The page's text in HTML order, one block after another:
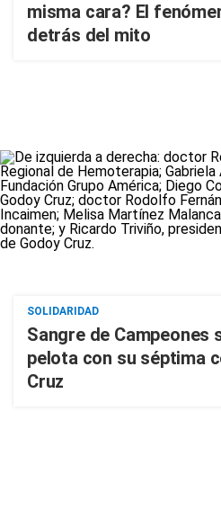
misma cara? El
detrás del mito
SOLIDARIDAD
Sangre de Campeones
pelota con su séptima
Cruz